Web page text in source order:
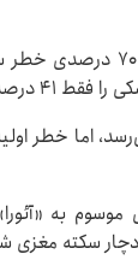
متخصصان دریافتند که هر عامل
دادند.
اما خطر
به